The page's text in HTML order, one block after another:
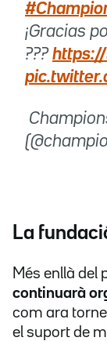
¡Gracias
???

La
Més enllà del
continuarà
com ara
el suport de